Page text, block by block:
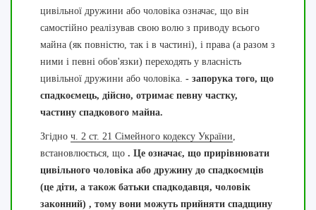
цивільної дружини або чоловіка означає, що він
самостійно реалізував свою волю з приводу всього
майна (як повністю, так і в частині), і права (а разом з
ними і певні обов'язки) переходять у власність
цивільної дружини або чоловіка. - запорука того, що
спадкоємець, дійсно, отримає певну частку,
частину спадкового майна.
Згідно ч. 2 ст. 21 Сімейного кодексу України,
встановлюється, що . Це означає, що прирівнювати
цивільного чоловіка або дружину до спадкоємців
(це діти, а також батьки спадкодавця, чоловік
законний) , тому вони можуть прийняти спадщину